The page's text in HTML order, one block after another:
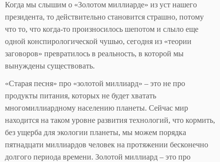
Когда мы слышим о «Золотом миллиарде» из уст нашего
президента, то действительно становится страшно, потому
что то, что когда-то произносилось шепотом и слыло еще
одной конспирологической чушью, сегодня из «теории
заговоров» превратилось в реальность, в которой мы
вынуждены существовать.
«Старая песня» про «золотой миллиард» – это не про
продукты питания, которых не будет хватать
многомиллиардному населению планеты. Сейчас мир
находится на таком уровне развития технологий, что кормить,
без ущерба для экологии планеты, мы можем порядка
пятнадцати миллиардов человек на протяжении бесконечно
долгого периода времени. Золотой миллиард – это про